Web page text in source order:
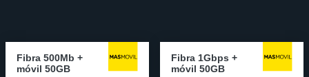
Fibra 500Mb +
móvil 50GB
Fibra 1Gbps +
móvil 50GB